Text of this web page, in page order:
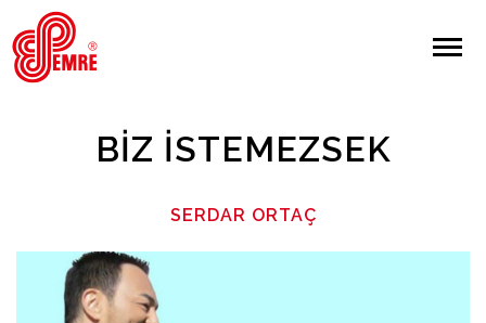
EMRE PLAK
ARAMA
Giriş Yap/Kayıt Ol
Anasayfa
BIZ İSTEMEZSEK
SERDAR ORTAÇ